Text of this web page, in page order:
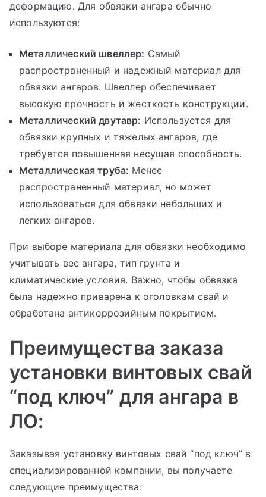
деформацию. Для обвязки ангара обычно
используются:
Металлический швеллер: Самый
распространенный и надежный материал для
обвязки ангаров. Швеллер обеспечивает
высокую прочность и жесткость конструкции.
Металлический двутавр: Используется для
обвязки крупных и тяжелых ангаров, где
требуется повышенная несущая способность.
Металлическая труба: Менее
распространенный материал, но может
использоваться для обвязки небольших и
легких ангаров.
При выборе материала для обвязки необходимо
учитывать вес ангара, тип грунта и
климатические условия. Важно, чтобы обвязка
была надежно приварена к оголовкам свай и
обработана антикоррозийным покрытием.
Преимущества заказа
установки винтовых свай
“под ключ” для ангара в
ЛО:
Заказывая установку винтовых свай “под ключ” в
специализированной компании, вы получаете
следующие преимущества: